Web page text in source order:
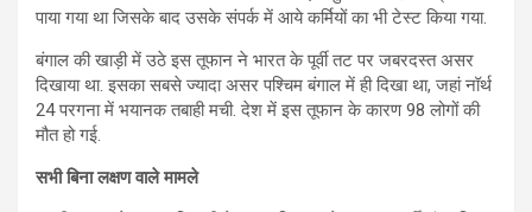
पाया गया था जिसके बाद उसके संपर्क में आये कर्मियों का भी टेस्ट किया गया.
बंगाल की खाड़ी में उठे इस तूफान ने भारत के पूर्वी तट पर जबरदस्त असर
दिखाया था. इसका सबसे ज्यादा असर पश्चिम बंगाल में ही दिखा था, जहां नॉर्थ
24 परगना में भयानक तबाही मची. देश में इस तूफान के कारण 98 लोगों की
मौत हो गई.
सभी बिना लक्षण वाले मामले